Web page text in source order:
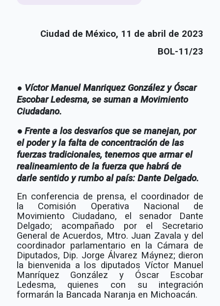
Ciudad de México, 11 de abril de 2023
BOL-11/23
● Víctor Manuel Manriquez González y Óscar
Escobar Ledesma, se suman a Movimiento
Ciudadano.
● Frente a los desvaríos que se manejan, por
el poder y la falta de concentración de las
fuerzas tradicionales, tenemos que armar el
realineamiento de la fuerza que habrá de
darle sentido y rumbo al país: Dante Delgado.
En conferencia de prensa, el coordinador de
la Comisión Operativa Nacional de
Movimiento Ciudadano, el senador Dante
Delgado; acompañado por el Secretario
General de Acuerdos, Mtro. Juan Zavala y del
coordinador parlamentario en la Cámara de
Diputados, Dip. Jorge Álvarez Máynez; dieron
la bienvenida a los diputados Víctor Manuel
Manríquez González y Óscar Escobar
Ledesma, quienes con su integración
formarán la Bancada Naranja en Michoacán.